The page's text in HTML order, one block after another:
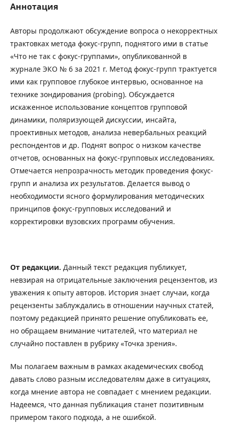
Аннотация
Авторы продолжают обсуждение вопроса о некорректных
трактовках метода фокус-групп, поднятого ими в статье
«Что не так с фокус-группами», опубликованной в
журнале ЭКО № 6 за 2021 г. Метод фокус-групп трактуется
ими как групповое глубокое интервью, основанное на
технике зондирования (probing). Обсуждается
искаженное использование концептов групповой
динамики, поляризующей дискуссии, инсайта,
проективных методов, анализа невербальных реакций
респондентов и др. Поднят вопрос о низком качестве
отчетов, основанных на фокус-групповых исследованиях.
Отмечается непрозрачность методик проведения фокус-
групп и анализа их результатов. Делается вывод о
необходимости ясного формулирования методических
принципов фокус-групповых исследований и
корректировки вузовских программ обучения.
От редакции. Данный текст редакция публикует,
невзирая на отрицательные заключения рецензентов, из
уважения к опыту авторов. История знает случаи, когда
рецензенты заблуждались в отношении научных статей,
поэтому редакцией принято решение опубликовать ее,
но обращаем внимание читателей, что материал не
случайно поставлен в рубрику «Точка зрения».
Мы полагаем важным в рамках академических свобод
давать слово разным исследователям даже в ситуациях,
когда мнение автора не совпадает с мнением редакции.
Надеемся, что данная публикация станет позитивным
примером такого подхода, а не ошибкой.